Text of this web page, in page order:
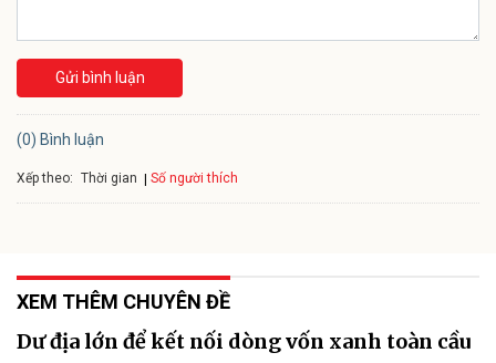
Gửi bình luận
(0) Bình luận
Xếp theo: Thời gian Số người thích
XEM THÊM CHUYÊN ĐỀ
Dư địa lớn để kết nối dòng vốn xanh toàn cầu